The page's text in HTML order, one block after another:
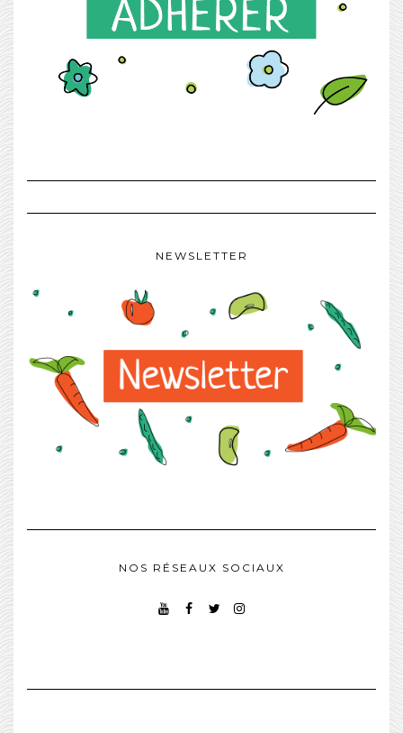
NEWSLETTER
NOS RÉSEAUX SOCIAUX